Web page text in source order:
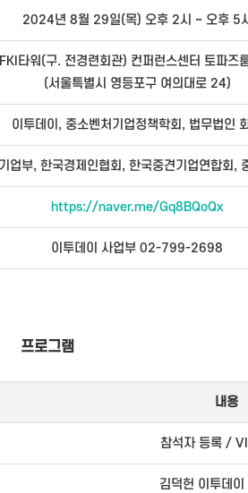
2024년 8월 29일(목) 오후 2시 ~ 오후 5시
FKI타워(구. 전경련회관) 컨퍼런스센터 토파즈
(서울특별시 영등포구 여의대로 24)
이투데이, 중소벤처기업정책학회, 법무법인
https://naver.me/Gq8BQoQx
이투데이 사업부 02-799-2698
프로그램
내용
참석자 등록 /
김덕헌 이투데